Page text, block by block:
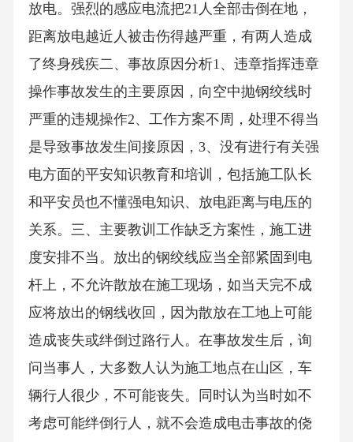
放电。强烈的感应电流把21人全部击倒在地，
距离放电越近人被击伤得越严重，有两人造成
了终身残疾二、事故原因分析1、违章指挥违章
操作事故发生的主要原因，向空中抛钢绞线时
严重的违规操作2、工作方案不周，处理不得当
是导致事故发生间接原因，3、没有进行有关强
电方面的平安知识教育和培训，包括施工队长
和平安员也不懂强电知识、放电距离与电压的
关系。三、主要教训工作缺乏方案性，施工进
度安排不当。放出的钢绞线应当全部紧固到电
杆上，不允许散放在施工现场，如当天完不成
应将放出的钢线收回，因为散放在工地上可能
造成丧失或绊倒过路行人。在事故发生后，询
问当事人，大多数人认为施工地点在山区，车
辆行人很少，不可能丧失。同时认为当时如不
考虑可能绊倒行人，就不会造成电击事故的侥